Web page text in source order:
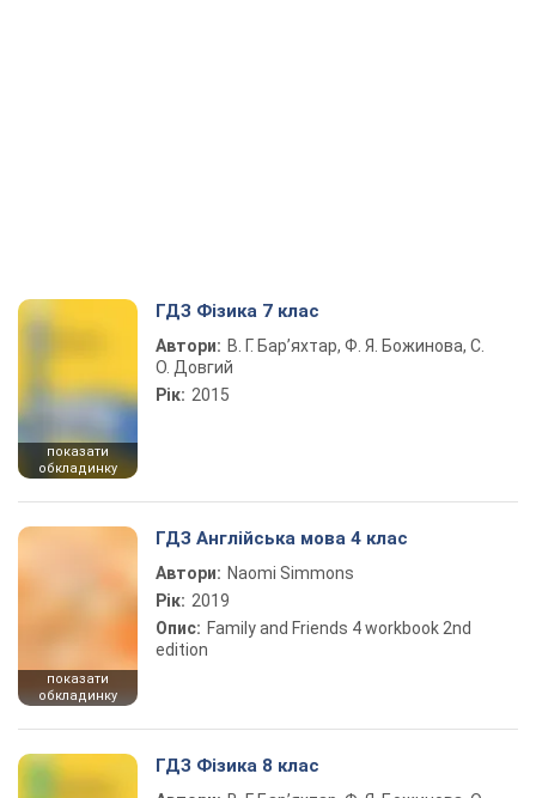
показати
обкладинку
ГДЗ Фізика 7 клас
Автори: В. Г. Бар’яхтар, Ф. Я. Божинова, С.
О. Довгий
Рік: 2015
показати
обкладинку
ГДЗ Англійська мова 4 клас
Автори: Naomi Simmons
Рік: 2019
Опис: Family and Friends 4 workbook 2nd
edition
ГДЗ Фізика 8 клас